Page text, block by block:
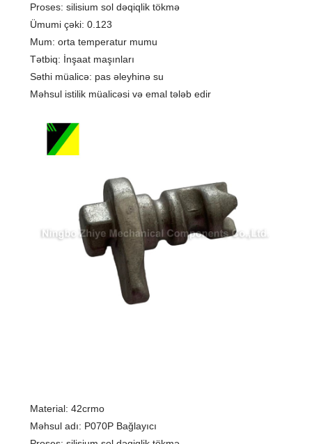
Proses: silisium sol dəqiqlik tökmə
Ümumi çəki: 0.123
Mum: orta temperatur mumu
Tətbiq: İnşaat maşınları
Səthi müalicə: pas əleyhinə su
Məhsul istilik müalicəsi və emal tələb edir
Material: 42crmo
Məhsul adı: P070P Bağlayıcı